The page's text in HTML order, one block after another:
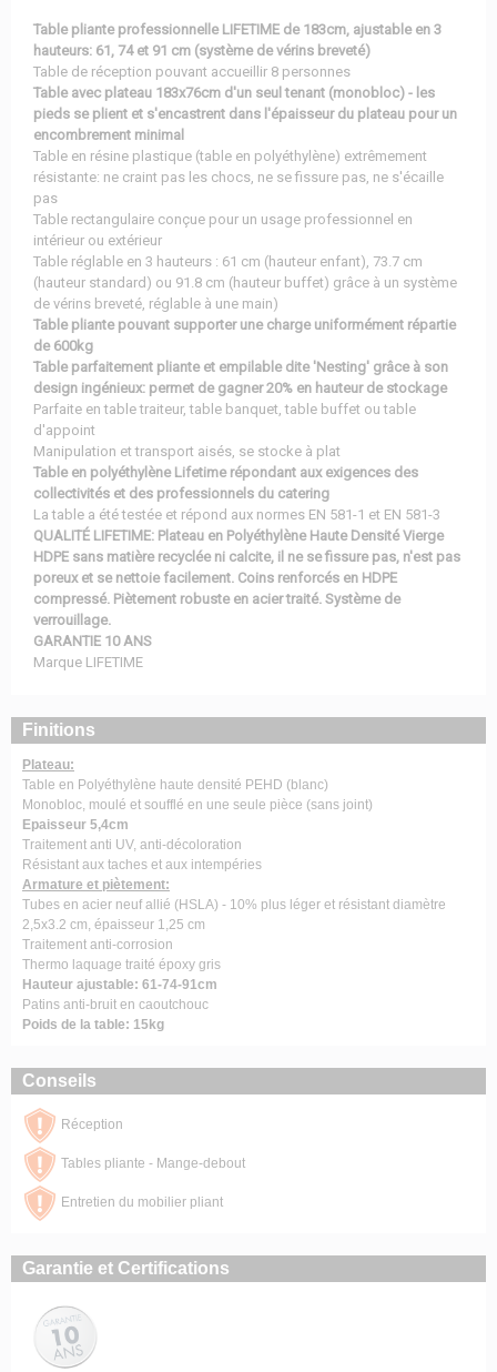
Table pliante professionnelle LIFETIME de 183cm, ajustable en 3
hauteurs: 61, 74 et 91 cm (système de vérins breveté)
Table de réception pouvant accueillir 8 personnes
Table avec plateau 183x76cm d'un seul tenant (monobloc) - les
pieds se plient et s'encastrent dans l'épaisseur du plateau pour un
encombrement minimal
Table en résine plastique (table en polyéthylène) extrêmement
résistante: ne craint pas les chocs, ne se fissure pas, ne s'écaille
pas
Table rectangulaire conçue pour un usage professionnel en
intérieur ou extérieur
Table réglable en 3 hauteurs : 61 cm (hauteur enfant), 73.7 cm
(hauteur standard) ou 91.8 cm (hauteur buffet) grâce à un système
de vérins breveté, réglable à une main)
Table pliante pouvant supporter une charge uniformément répartie
de 600kg
Table parfaitement pliante et empilable dite 'Nesting' grâce à son
design ingénieux: permet de gagner 20% en hauteur de stockage
Parfaite en table traiteur, table banquet, table buffet ou table
d'appoint
Manipulation et transport aisés, se stocke à plat
Table en polyéthylène Lifetime répondant aux exigences des
collectivités et des professionnels du catering
La table a été testée et répond aux normes EN 581-1 et EN 581-3
QUALITÉ LIFETIME: Plateau en Polyéthylène Haute Densité Vierge
HDPE sans matière recyclée ni calcite, il ne se fissure pas, n'est pas
poreux et se nettoie facilement. Coins renforcés en HDPE
compressé. Piètement robuste en acier traité. Système de
verrouillage.
GARANTIE 10 ANS
Marque LIFETIME
Finitions
Plateau:
Table en Polyéthylène haute densité PEHD (blanc)
Monobloc, moulé et soufflé en une seule pièce (sans joint)
Epaisseur 5,4cm
Traitement anti UV, anti-décoloration
Résistant aux taches et aux intempéries
Armature et piètement:
Tubes en acier neuf allié (HSLA) - 10% plus léger et résistant diamètre
2,5x3.2 cm, épaisseur 1,25 cm
Traitement anti-corrosion
Thermo laquage traité époxy gris
Hauteur ajustable: 61-74-91cm
Patins anti-bruit en caoutchouc
Poids de la table: 15kg
Conseils
Réception
Tables pliante - Mange-debout
Entretien du mobilier pliant
Garantie et Certifications